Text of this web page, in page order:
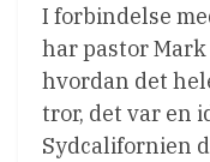
I forbindelse
har pastor
hvordan det
tror, ​​det var en
Sydcalifornien